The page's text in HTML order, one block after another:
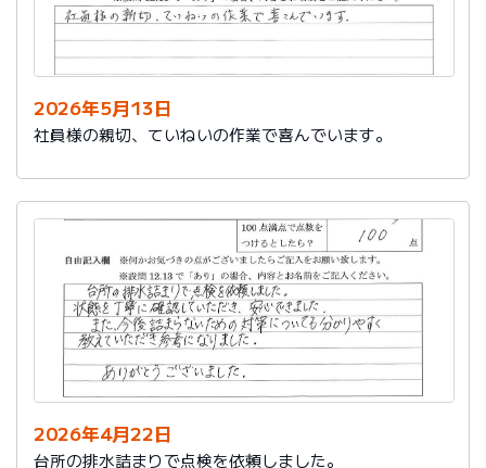
2026年5月13日
社員様の親切、ていねいの作業で喜んでいます。
2026年4月22日
台所の排水詰まりで点検を依頼しました。